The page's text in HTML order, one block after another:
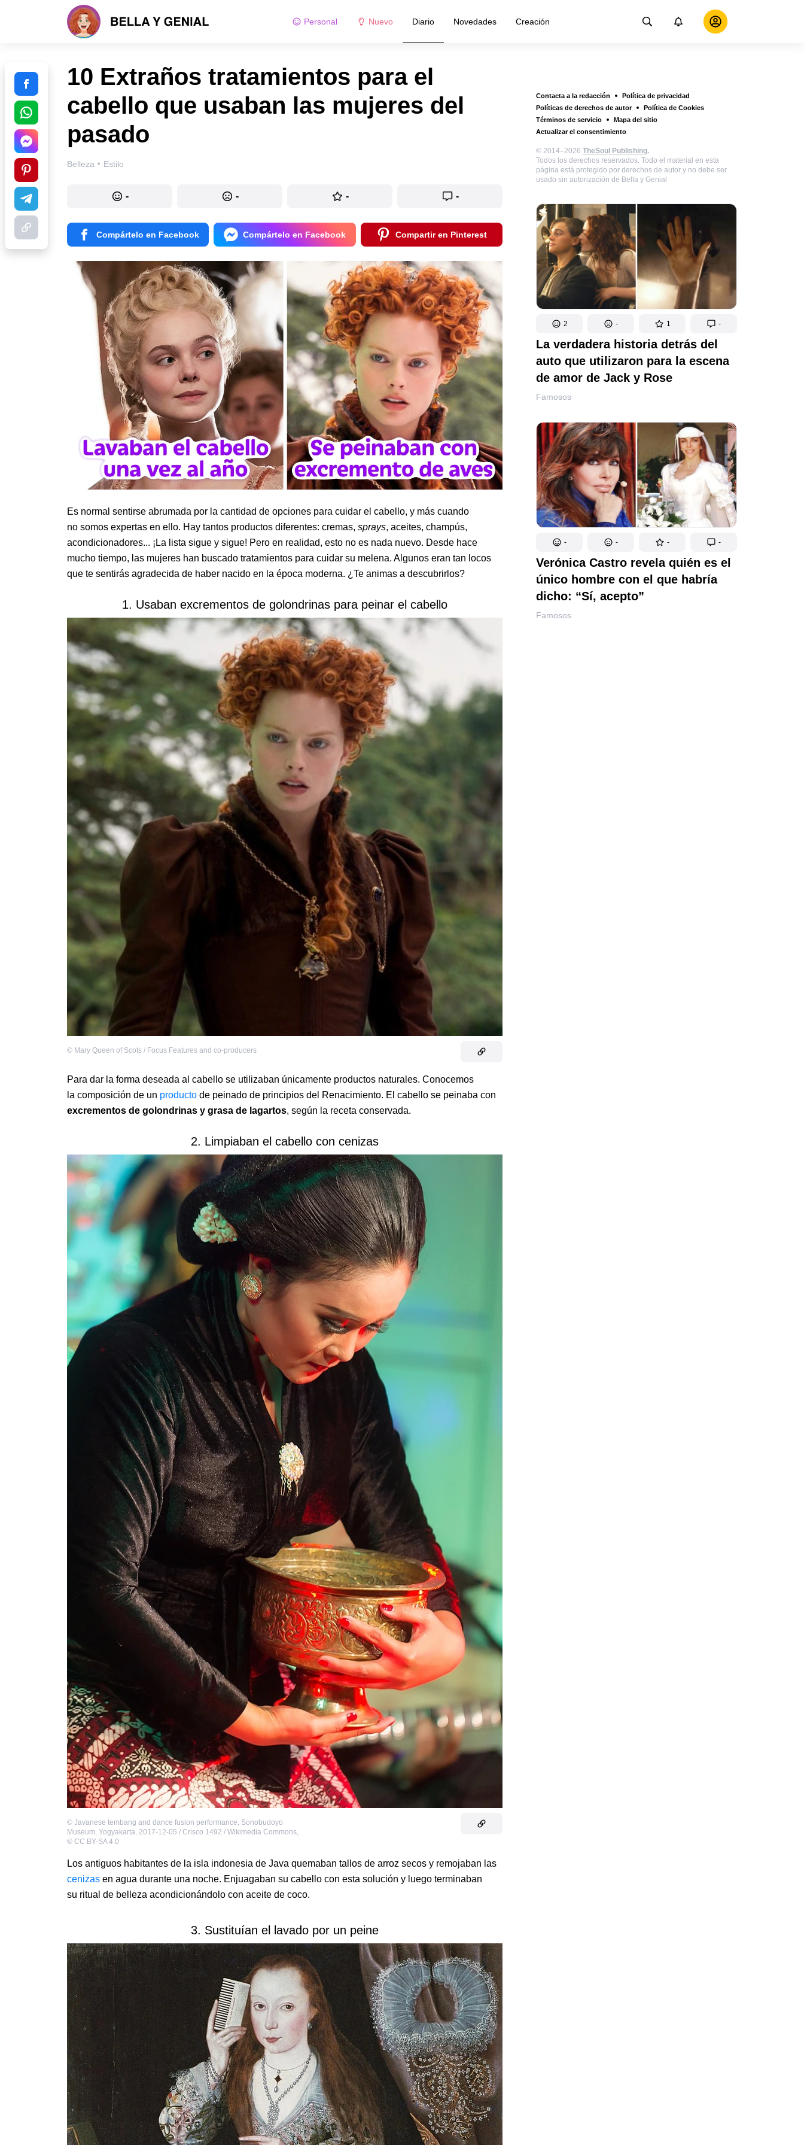
Personal Nuevo Diario Novedades Creación
Contacta a la redacción
Política de privacidad
Políticas de derechos de autor
Política de Cookies
Términos de servicio
Mapa del sitio
Actualizar el consentimiento
© 2014–2026 TheSoul Publishing.
Todos los derechos reservados. Todo el material en esta
página está protegido por derechos de autor y no debe ser
usado sin autorización de Bella y Genial
2 - 1 -
La verdadera historia detrás del
auto que utilizaron para la escena
de amor de Jack y Rose
Famosos
- - - -
Verónica Castro revela quién es el
único hombre con el que habría
dicho: “Sí, acepto”
Famosos
10 Extraños tratamientos para el
cabello que usaban las mujeres del
pasado
Belleza · Estilo
- - - -
Compártelo en Facebook Compártelo en Facebook Compartir en Pinterest
Es normal sentirse abrumada por la cantidad de opciones para cuidar el cabello, y más cuando
no somos expertas en ello. Hay tantos productos diferentes: cremas, sprays, aceites, champús,
acondicionadores... ¡La lista sigue y sigue! Pero en realidad, esto no es nada nuevo. Desde hace
mucho tiempo, las mujeres han buscado tratamientos para cuidar su melena. Algunos eran tan locos
que te sentirás agradecida de haber nacido en la época moderna. ¿Te animas a descubrirlos?
1. Usaban excrementos de golondrinas para peinar el cabello
© Mary Queen of Scots / Focus Features and co-producers
Para dar la forma deseada al cabello se utilizaban únicamente productos naturales. Conocemos
la composición de un producto de peinado de principios del Renacimiento. El cabello se peinaba con
excrementos de golondrinas y grasa de lagartos, según la receta conservada.
2. Limpiaban el cabello con cenizas
© Javanese tembang and dance fusion performance, Sonobudoyo
Museum, Yogyakarta, 2017-12-05 / Crisco 1492 / Wikimedia Commons,
© CC BY-SA 4.0
Los antiguos habitantes de la isla indonesia de Java quemaban tallos de arroz secos y remojaban las
cenizas en agua durante una noche. Enjuagaban su cabello con esta solución y luego terminaban
su ritual de belleza acondicionándolo con aceite de coco.
3. Sustituían el lavado por un peine